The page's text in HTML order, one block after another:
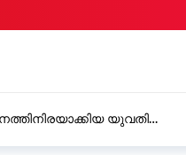
യുവതി